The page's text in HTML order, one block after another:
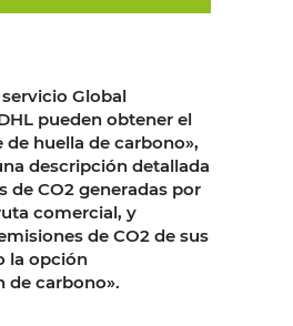
Global
pueden obtener el
huella de carbono»,
descripción detallada
de CO2 generadas por
comercial, y
de CO2 de sus
la opción
de carbono».